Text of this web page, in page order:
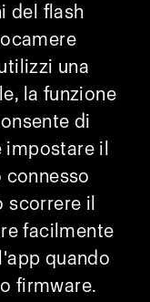
del flash
una
la funzione
di
il
il
facilmente
quando
firmware.